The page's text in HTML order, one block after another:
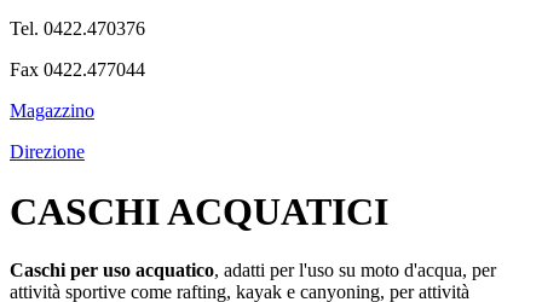
Tel. 0422.470376
Fax 0422.477044
Magazzino
Direzione
CASCHI ACQUATICI
Caschi per uso acquatico, adatti per l'uso su moto d'acqua, per
attività sportive come rafting, kayak e canyoning, per attività